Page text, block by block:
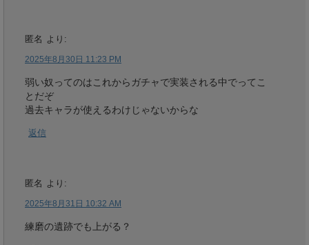
匿名 より:
2025年8月30日 11:23 PM
弱い奴ってのはこれからガチャで実装される中でってこ
とだぞ
過去キャラが使えるわけじゃないからな
返信
匿名 より:
2025年8月31日 10:32 AM
練磨の遺跡でも上がる？